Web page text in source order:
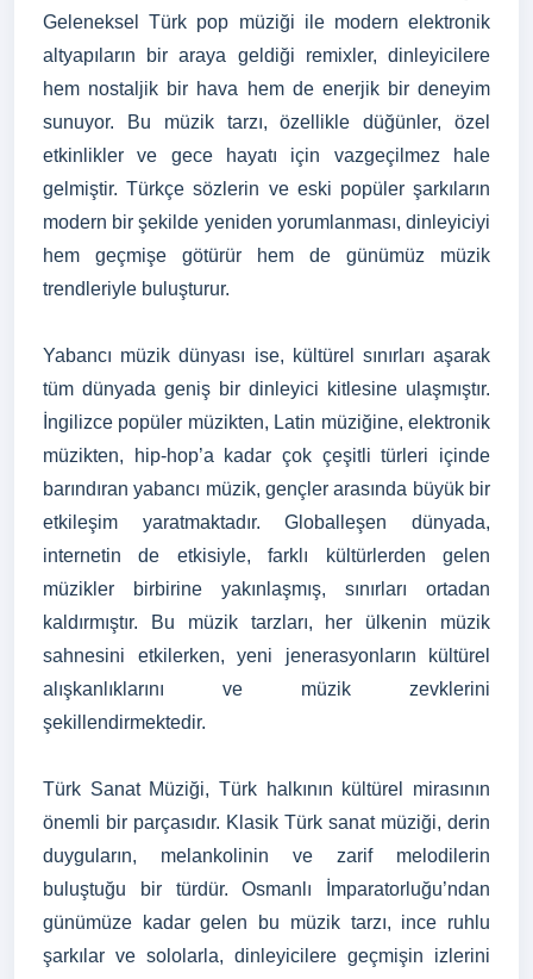
Geleneksel Türk pop müziği ile modern elektronik
altyapıların bir araya geldiği remixler, dinleyicilere
hem nostaljik bir hava hem de enerjik bir deneyim
sunuyor. Bu müzik tarzı, özellikle düğünler, özel
etkinlikler ve gece hayatı için vazgeçilmez hale
gelmiştir. Türkçe sözlerin ve eski popüler şarkıların
modern bir şekilde yeniden yorumlanması, dinleyiciyi
hem geçmişe götürür hem de günümüz müzik
trendleriyle buluşturur.
Yabancı müzik dünyası ise, kültürel sınırları aşarak
tüm dünyada geniş bir dinleyici kitlesine ulaşmıştır.
İngilizce popüler müzikten, Latin müziğine, elektronik
müzikten, hip-hop’a kadar çok çeşitli türleri içinde
barındıran yabancı müzik, gençler arasında büyük bir
etkileşim yaratmaktadır. Globalleşen dünyada,
internetin de etkisiyle, farklı kültürlerden gelen
müzikler birbirine yakınlaşmış, sınırları ortadan
kaldırmıştır. Bu müzik tarzları, her ülkenin müzik
sahnesini etkilerken, yeni jenerasyonların kültürel
alışkanlıklarını ve müzik zevklerini
şekillendirmektedir.
Türk Sanat Müziği, Türk halkının kültürel mirasının
önemli bir parçasıdır. Klasik Türk sanat müziği, derin
duyguların, melankolinin ve zarif melodilerin
buluştuğu bir türdür. Osmanlı İmparatorluğu’ndan
günümüze kadar gelen bu müzik tarzı, ince ruhlu
şarkılar ve sololarla, dinleyicilere geçmişin izlerini